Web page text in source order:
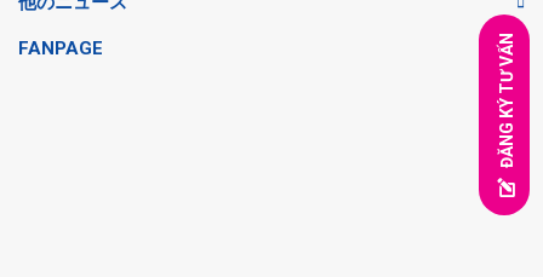
FANPAGE ĐĂNG KÝ TƯ VẤN